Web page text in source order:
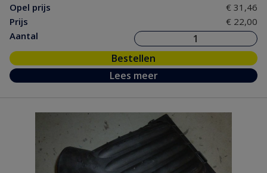
Opel prijs
€ 31,46
Prijs
€ 22,00
Aantal
Bestellen
Lees meer